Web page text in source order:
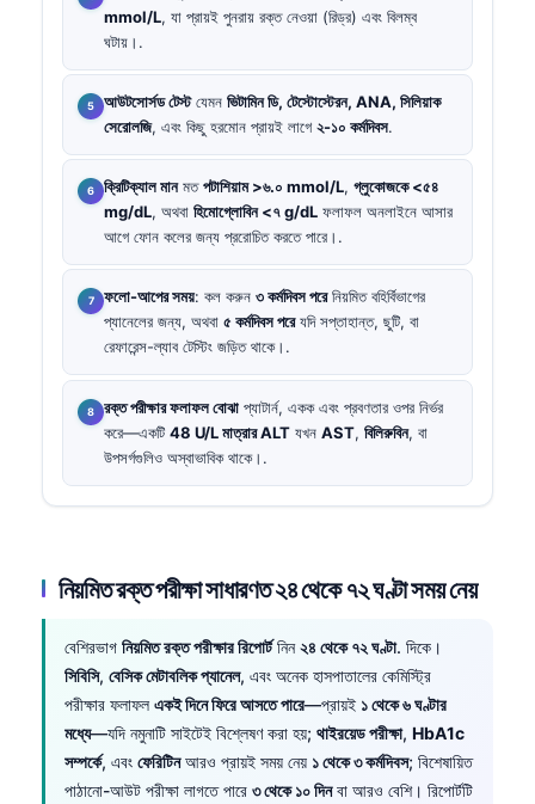
mmol/L, যা প্রায়ই পুনরায় রক্ত নেওয়া (রিড্র) এবং বিলম্ব
ঘটায়।.
আউটসোর্সড টেস্টযেমন ভিটামিন ডি, টেস্টোস্টেরন, ANA, সিলিয়াক
সেরোলজি, এবং কিছু হরমোন প্রায়ই লাগে ২-১০ কর্মদিবস.
ক্রিটিক্যাল মানমতপটাশিয়াম >৬.০ mmol/L, গ্লুকোজকে <৫৪
mg/dL, অথবা হিমোগ্লোবিন <৭ g/dL ফলাফল অনলাইনে আসার
আগে ফোন কলের জন্য প্ররোচিত করতে পারে।.
ফলো-আপের সময়: কল করুন ৩ কর্মদিবস পরেনিয়মিত বহির্বিভাগের
প্যানেলের জন্য, অথবা ৫ কর্মদিবস পরেযদি সপ্তাহান্ত, ছুটি, বা
রেফারেন্স-ল্যাব টেস্টিং জড়িত থাকে।.
রক্ত পরীক্ষার ফলাফল বোঝা প্যাটার্ন, একক এবং প্রবণতার ওপর নির্ভর
করে—একটি 48 U/L মাত্রার ALT যখন AST, বিলিরুবিন, বা
উপসর্গগুলিও অস্বাভাবিক থাকে।.
নিয়মিত রক্ত পরীক্ষা সাধারণত ২৪ থেকে ৭২ ঘণ্টা সময় নেয়
বেশিরভাগ নিয়মিত রক্ত পরীক্ষার রিপোর্টনিন২৪ থেকে ৭২ ঘণ্টা. দিকে।
সিবিসি, বেসিক মেটাবলিক প্যানেল, এবং অনেক হাসপাতালের কেমিস্ট্রি
পরীক্ষার ফলাফল একই দিনে ফিরে আসতে পারে—প্রায়ই ১ থেকে ৬ ঘণ্টার
মধ্যে—যদি নমুনাটি সাইটেই বিশ্লেষণ করা হয়; থাইরয়েড পরীক্ষা, HbA1c
সম্পর্কে, এবং ফেরিটিনআরও প্রায়ই সময় নেয় ১ থেকে ৩ কর্মদিবস; বিশেষায়িত
পাঠানো-আউট পরীক্ষা লাগতে পারে ৩ থেকে ১০ দিনবা আরও বেশি। রিপোর্টটি